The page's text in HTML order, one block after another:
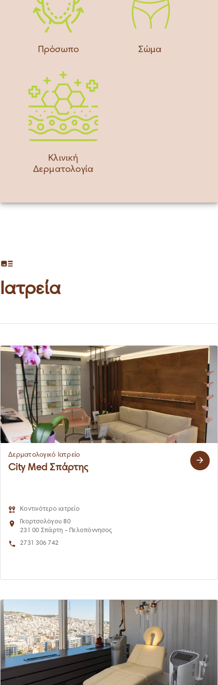
Πρόσωπο Σώμα
Κλινική
Δερματολογία
Ιατρεία
Δερματολογικό Ιατρείο
City Med Σπάρτης
Κοντινότερο ιατρείο
Γκορτσολόγου 80
231 00 Σπάρτη - Πελοπόννησος
2731 306 742